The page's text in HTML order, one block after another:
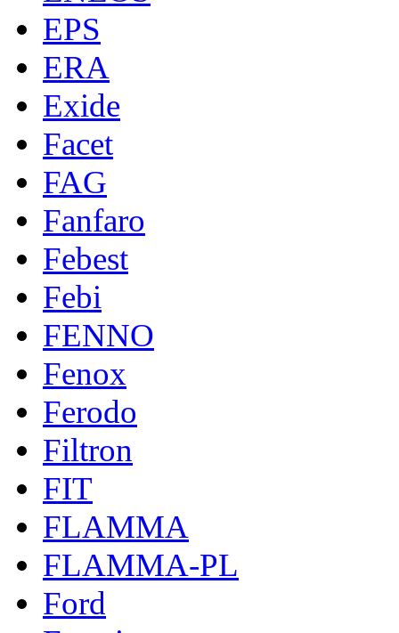
EPS
ERA
Exide
Facet
FAG
Fanfaro
Febest
Febi
FENNO
Fenox
Ferodo
Filtron
FIT
FLAMMA
FLAMMA-PL
Ford